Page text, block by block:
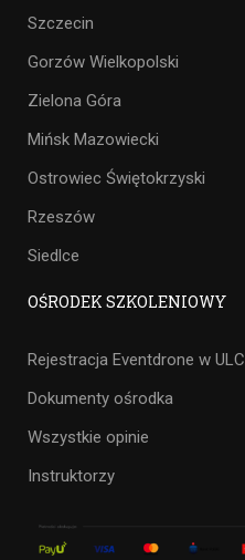
Szczecin
Gorzów Wielkopolski
Zielona Góra
Mińsk Mazowiecki
Ostrowiec Świętokrzyski
Rzeszów
Siedlce
OŚRODEK SZKOLENIOWY
Rejestracja Eventdrone w ULC
Dokumenty ośrodka
Wszystkie opinie
Instruktorzy